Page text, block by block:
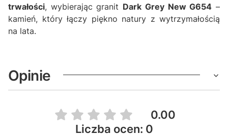
trwałości, wybierając granit Dark Grey New G654 –
kamień, który łączy piękno natury z wytrzymałością
na lata.
Opinie
0.00
Liczba ocen: 0